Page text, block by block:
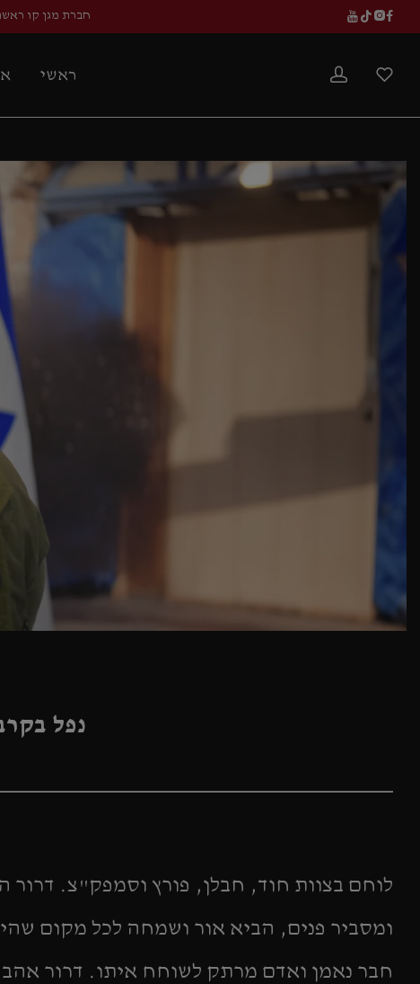
חברת מגן קו
ראשי
נפל בקרב בגיל 29, שירת
לוחם בצוות חוד, חבלן, פורץ וסמפק"צ. דרור
ומסביר פנים, הביא אור ושמחה לכל מקום
חבר נאמן ואדם מרתק לשוחח איתו. דרור אהב